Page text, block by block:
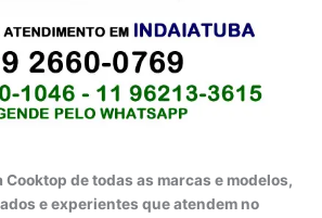
de todas as marcas e modelos,
e experientes que atendem no